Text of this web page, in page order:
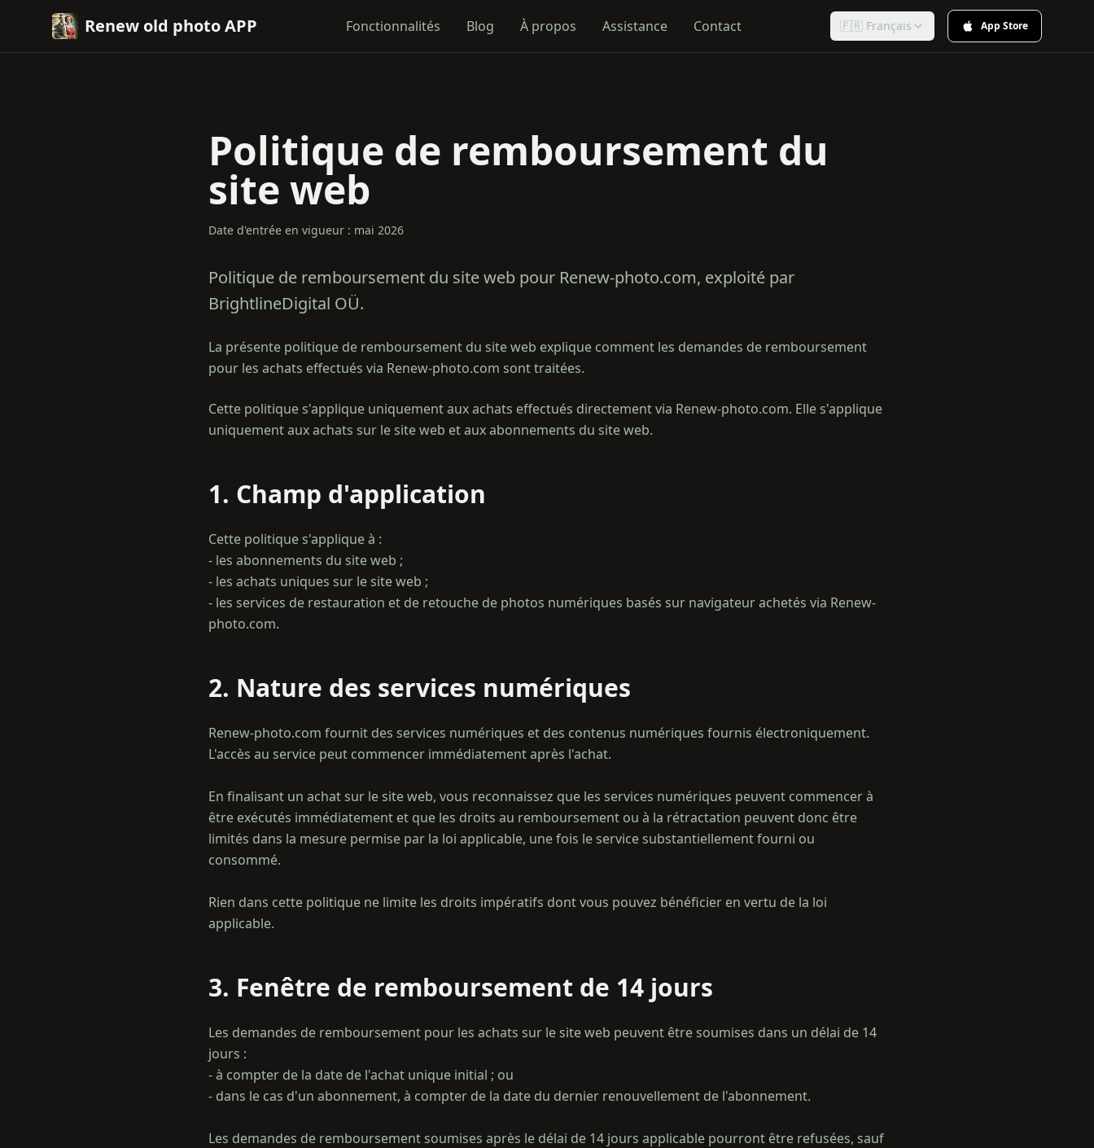
Renew old photo APP Fonctionnalités Blog À propos Assistance Contact 🇫🇷 Français App Store
Politique de remboursement du
site web
Date d'entrée en vigueur : mai 2026
Politique de remboursement du site web pour Renew-photo.com, exploité par
BrightlineDigital OÜ.
La présente politique de remboursement du site web explique comment les demandes de remboursement
pour les achats effectués via Renew-photo.com sont traitées.
Cette politique s'applique uniquement aux achats effectués directement via Renew-photo.com. Elle s'applique
uniquement aux achats sur le site web et aux abonnements du site web.
1. Champ d'application
Cette politique s'applique à :
- les abonnements du site web ;
- les achats uniques sur le site web ;
- les services de restauration et de retouche de photos numériques basés sur navigateur achetés via Renew-
2. Nature des services numériques
Renew-photo.com fournit des services numériques et des contenus numériques fournis électroniquement.
L'accès au service peut commencer immédiatement après l'achat.
En finalisant un achat sur le site web, vous reconnaissez que les services numériques peuvent commencer à
être exécutés immédiatement et que les droits au remboursement ou à la rétractation peuvent donc être
limités dans la mesure permise par la loi applicable, une fois le service substantiellement fourni ou
consommé.
Rien dans cette politique ne limite les droits impératifs dont vous pouvez bénéficier en vertu de la loi
3. Fenêtre de remboursement de 14 jours
Les demandes de remboursement pour les achats sur le site web peuvent être soumises dans un délai de 14
jours :
- à compter de la date de l'achat unique initial ; ou
- dans le cas d'un abonnement, à compter de la date du dernier renouvellement de l'abonnement.
Les demandes de remboursement soumises après le délai de 14 jours applicable pourront être refusées, sauf